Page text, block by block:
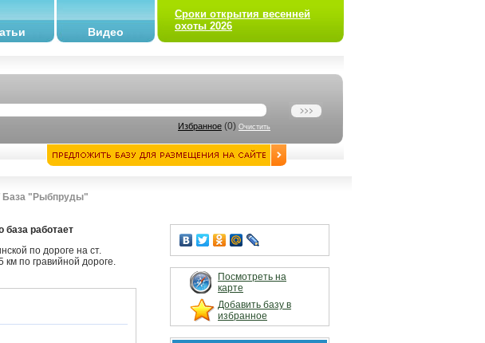
Видео
Сроки открытия весенней
охоты 2026
Избранное (0) Очистить
База "Рыбпруды"
база работает
по дороге на ст.
по гравийной дороге.
Посмотреть на
карте
Добавить базу в
избранное